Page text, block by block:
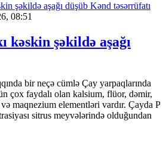
Kənd təsərrüfatı
08:51
kəskin şəkildə aşağı
bir neçə cümlə Çay yarpaqlarında
çox faydalı olan kalsium, flüor, dəmir,
maqnezium elementləri vardır. Çayda P
sitrus meyvələrində olduğundan